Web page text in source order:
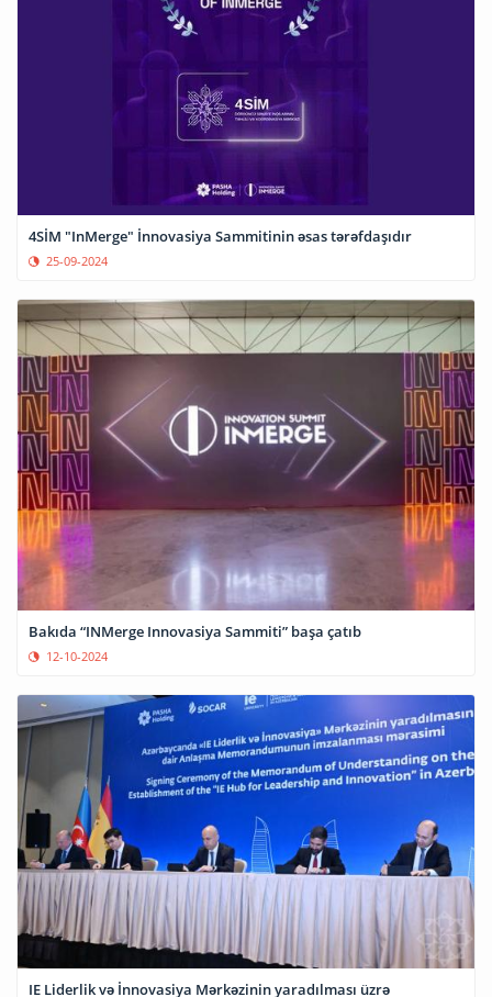
4SİM "InMerge" İnnovasiya Sammitinin əsas tərəfdaşıdır
25-09-2024
Bakıda “INMerge Innovasiya Sammiti” başa çatıb
12-10-2024
IE Liderlik və İnnovasiya Mərkəzinin yaradılması üzrə